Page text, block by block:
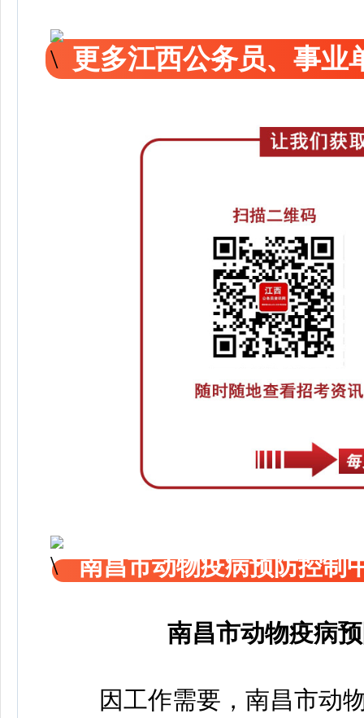
更多江西公务员、事业
南昌市动物疫病预防控制
南昌市动物疫病
因工作需要，南昌市动